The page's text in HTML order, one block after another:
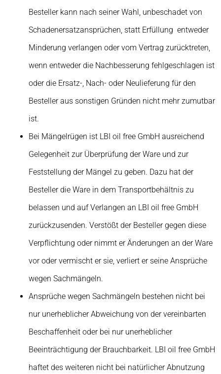
Besteller kann nach seiner Wahl, unbeschadet von
Schadenersatzansprüchen, statt Erfüllung entweder
Minderung verlangen oder vom Vertrag zurücktreten,
wenn entweder die Nachbesserung fehlgeschlagen ist
oder die Ersatz-, Nach- oder Neulieferung für den
Besteller aus sonstigen Gründen nicht mehr zumutbar
ist.
Bei Mängelrügen ist LBI oil free GmbH ausreichend
Gelegenheit zur Überprüfung der Ware und zur
Feststellung der Mängel zu geben. Dazu hat der
Besteller die Ware in dem Transportbehältnis zu
belassen und auf Verlangen an LBI oil free GmbH
zurückzusenden. Verstößt der Besteller gegen diese
Verpflichtung oder nimmt er Änderungen an der Ware
vor oder vermischt er sie, verliert er seine Ansprüche
wegen Sachmängeln.
Ansprüche wegen Sachmängeln bestehen nicht bei
nur unerheblicher Abweichung von der vereinbarten
Beschaffenheit oder bei nur unerheblicher
Beeinträchtigung der Brauchbarkeit. LBI oil free GmbH
haftet des weiteren nicht bei natürlicher Abnutzung